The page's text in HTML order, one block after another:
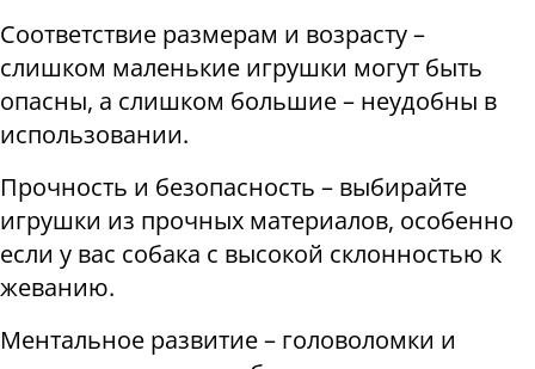
Соответствие размерам и возрасту –
слишком маленькие игрушки могут быть
опасны, а слишком большие – неудобны в
использовании.
Прочность и безопасность – выбирайте
игрушки из прочных материалов, особенно
если у вас собака с высокой склонностью к
жеванию.
Ментальное развитие – головоломки и